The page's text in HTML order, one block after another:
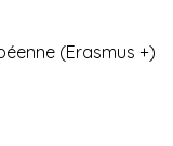
(Erasmus +)